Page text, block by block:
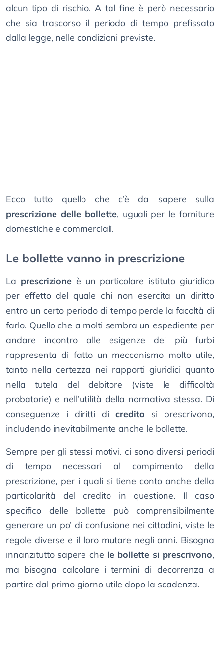
alcun tipo di rischio. A tal fine è però necessario
che sia trascorso il periodo di tempo prefissato
dalla legge, nelle condizioni previste.
Ecco tutto quello che c’è da sapere sulla
prescrizione delle bollette, uguali per le forniture
domestiche e commerciali.
Le bollette vanno in prescrizione
La prescrizioneè un particolare istituto giuridico
per effetto del quale chi non esercita un diritto
entro un certo periodo di tempo perde la facoltà di
farlo. Quello che a molti sembra un espediente per
andare incontro alle esigenze dei più furbi
rappresenta di fatto un meccanismo molto utile,
tanto nella certezza nei rapporti giuridici quanto
nella tutela del debitore (viste le difficoltà
probatorie) e nell’utilità della normativa stessa. Di
conseguenze i diritti di credito si prescrivono,
includendo inevitabilmente anche le bollette.
Sempre per gli stessi motivi, ci sono diversi periodi
di tempo necessari al compimento della
prescrizione, per i quali si tiene conto anche della
particolarità del credito in questione. Il caso
specifico delle bollette può comprensibilmente
generare un po’ di confusione nei cittadini, viste le
regole diverse e il loro mutare negli anni. Bisogna
innanzitutto sapere che le bollette si prescrivono,
ma bisogna calcolare i termini di decorrenza a
partire dal primo giorno utile dopo la scadenza.